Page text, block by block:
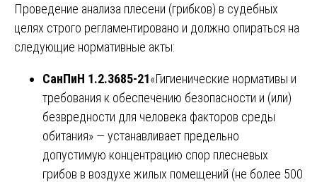
Проведение анализа плесени (грибков) в судебных
целях строго регламентировано и должно опираться на
следующие нормативные акты:
СанПиН 1.2.3685-21«Гигиенические нормативы и
требования к обеспечению безопасности и (или)
безвредности для человека факторов среды
обитания» — устанавливает предельно
допустимую концентрацию спор плесневых
грибов в воздухе жилых помещений (не более 500